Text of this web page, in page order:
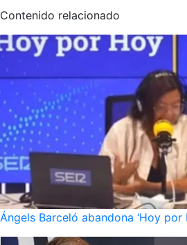
Contenido relacionado
Ángels Barceló abandona ‘Hoy